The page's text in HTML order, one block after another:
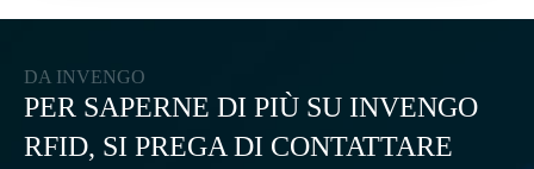
DA INVENGO
PER SAPERNE DI PIÙ SU INVENGO
RFID, SI PREGA DI CONTATTARE